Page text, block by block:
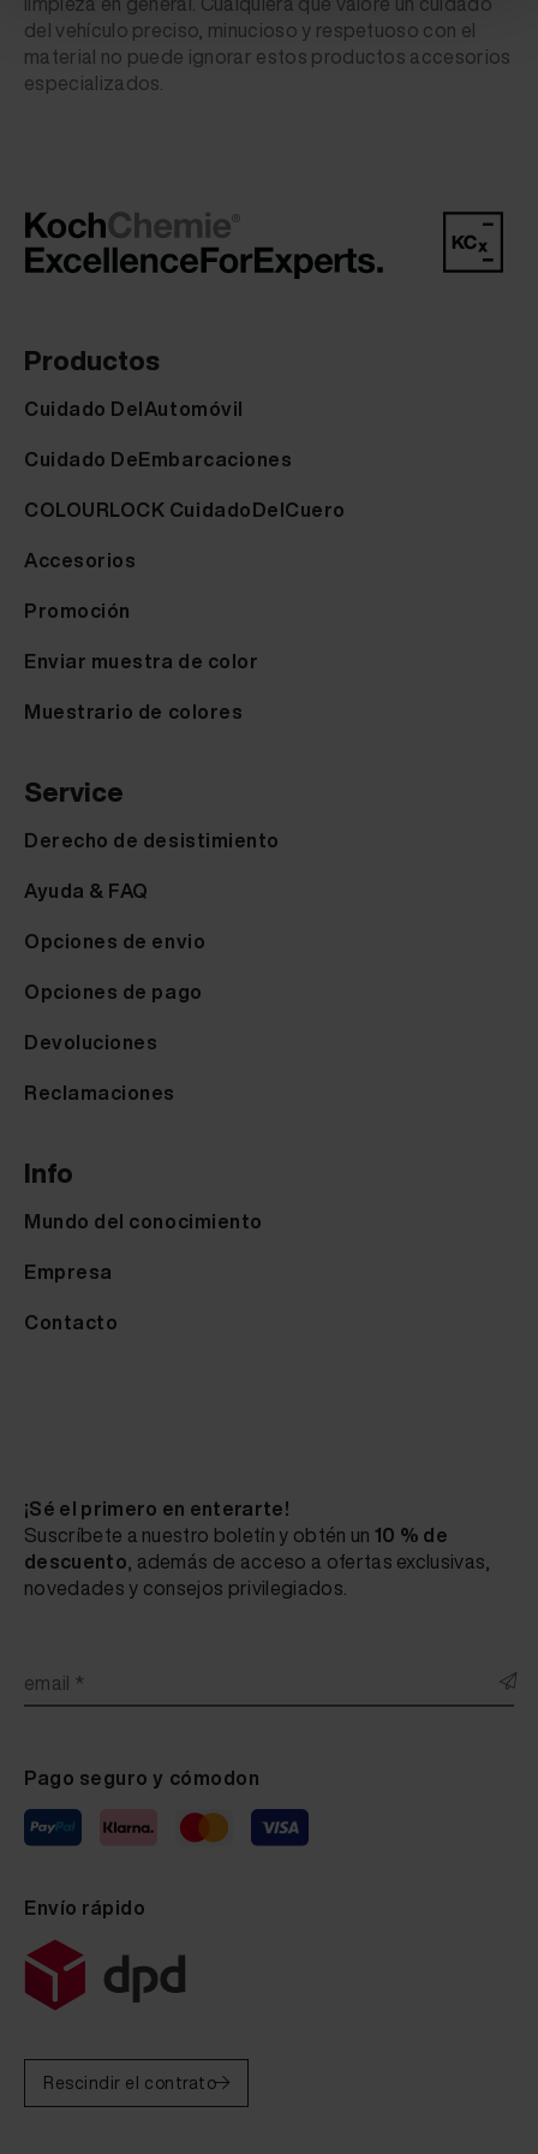
del vehículo preciso, minucioso y respetuoso con el
material no puede ignorar estos productos accesorios
especializados.
Productos
Cuidado DelAutomóvil
Cuidado DeEmbarcaciones
COLOURLOCK CuidadoDelCuero
Accesorios
Promoción
Enviar muestra de color
Muestrario de colores
Service
Derecho de desistimiento
Ayuda & FAQ
Opciones de envio
Opciones de pago
Devoluciones
Reclamaciones
Info
Mundo del conocimiento
Empresa
Contacto
¡Sé el primero en enterarte!
Suscríbete a nuestro boletín y obtén un 10 % de
descuento, además de acceso a ofertas exclusivas,
novedades y consejos privilegiados.
email *
Pago seguro y cómodon
Envío rápido
Rescindir el contrato